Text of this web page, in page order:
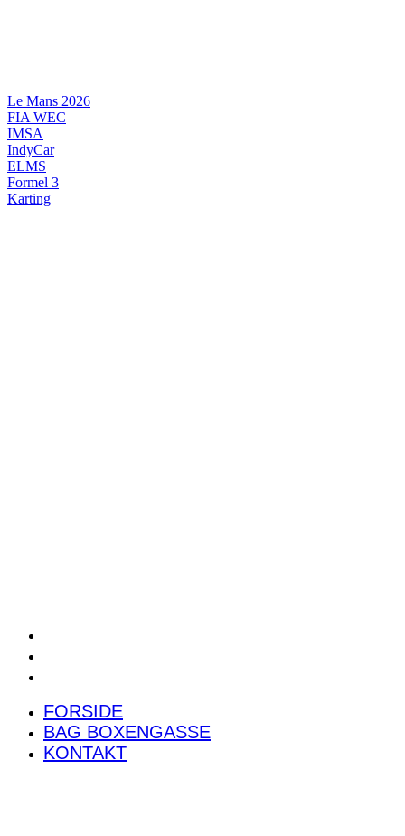
Le Mans 2026
FIA WEC
IMSA
IndyCar
ELMS
Formel 3
Karting
FORSIDE
BAG BOXENGASSE
KONTAKT